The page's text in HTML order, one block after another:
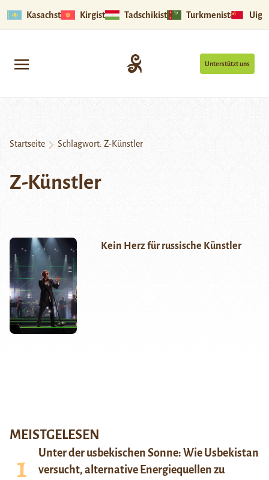
Kasachstan Kirgistan Tadschikistan Turkmenistan
Unterstützt uns
Startseite Schlagwort: Z-Künstler
Z-Künstler
Kein Herz für russische Künstler
MEISTGELESEN
Unter der usbekischen Sonne: Wie Usbekistan
versucht, alternative Energiequellen zu